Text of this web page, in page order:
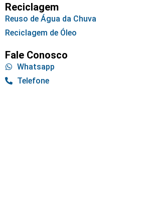
Reciclagem
Reuso de Água da Chuva
Reciclagem de Óleo
Fale Conosco
Whatsapp
Telefone